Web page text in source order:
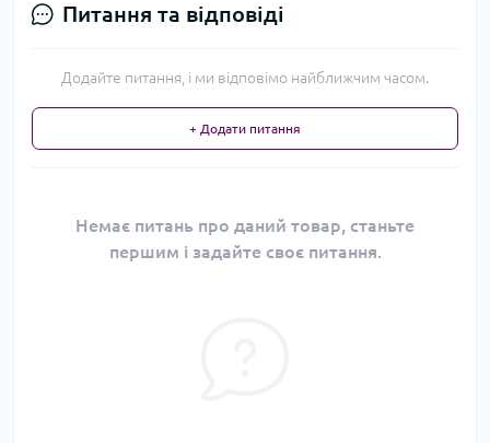
Питання та відповіді
Додайте питання, і ми відповімо найближчим часом.
+ Додати питання
Немає питань про даний товар, станьте
першим і задайте своє питання.